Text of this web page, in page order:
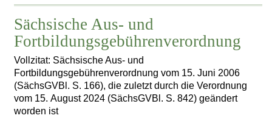
Sächsische Aus- und
Fortbildungsgebührenverordnung
Vollzitat: Sächsische Aus- und
Fortbildungsgebührenverordnung vom 15. Juni 2006
(SächsGVBl. S. 166), die zuletzt durch die Verordnung
vom 15. August 2024 (SächsGVBl. S. 842) geändert
worden ist